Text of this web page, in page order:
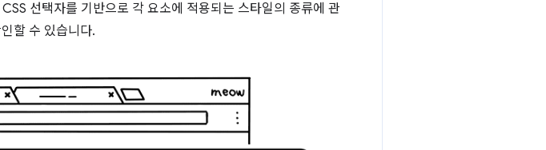
선택자를 기반으로 각 요소에 적용되는 스타일의 종류에 관
할 수 있습니다.